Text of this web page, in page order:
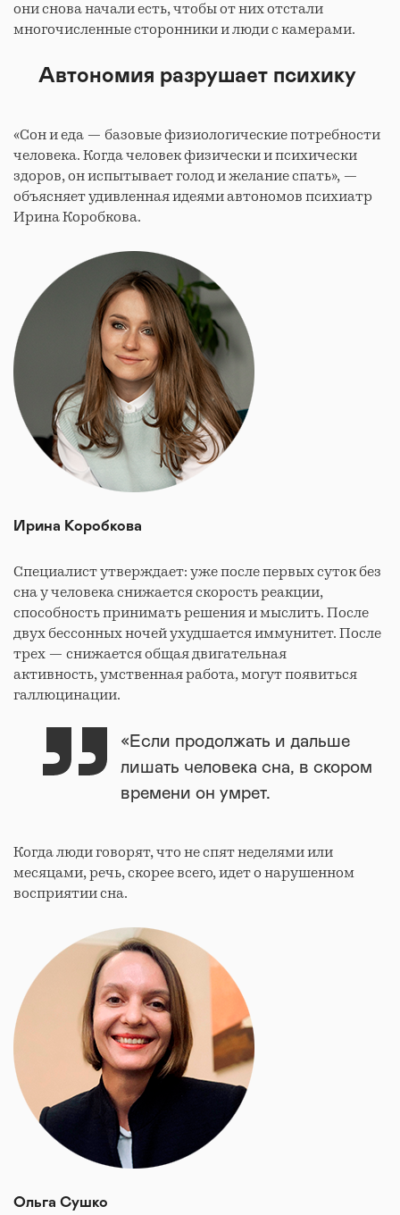
они снова начали есть, чтобы от них отстали
многочисленные сторонники и люди с камерами.
Автономия разрушает психику
«Сон и еда — базовые физиологические потребности
человека. Когда человек физически и психически
здоров, он испытывает голод и желание спать», —
объясняет удивленная идеями автономов психиатр
Ирина Коробкова.
Ирина Коробкова
Специалист утверждает: уже после первых суток без
сна у человека снижается скорость реакции,
способность принимать решения и мыслить. После
двух бессонных ночей ухудшается иммунитет. После
трех — снижается общая двигательная
активность, умственная работа, могут появиться
галлюцинации.
«Если продолжать и дальше
лишать человека сна, в скором
времени он умрет.
Когда люди говорят, что не спят неделями или
месяцами, речь, скорее всего, идет о нарушенном
восприятии сна.
Ольга Сушко